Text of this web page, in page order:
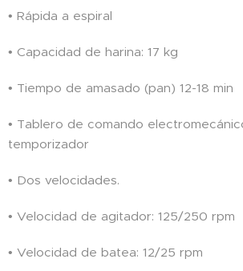
• Rápida a espiral
• Capacidad de harina: 17 kg
• Tiempo de amasado (pan) 12-18 min
• Tablero de comando
temporizador
• Dos velocidades.
• Velocidad de agitador: 125/250 rpm
• Velocidad de batea: 12/25 rpm